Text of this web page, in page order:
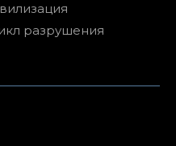
разрушения